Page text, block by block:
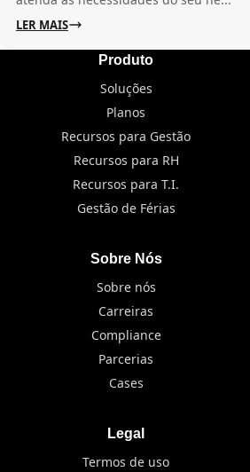
LER MAIS
Produto
Soluções
Planos
Recursos para Gestão
Recursos para RH
Recursos para T.I.
Gestão de Férias
Sobre Nós
Sobre nós
Carreiras
Compliance
Parcerias
Cases
Legal
Termos de uso